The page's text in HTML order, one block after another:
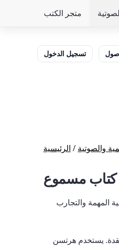
متجر الكتب
تسجيل الدخول
الرئيسية / والصوتية
كتاب مسموع
المهمة والتجارب
يستخدم هرتسن